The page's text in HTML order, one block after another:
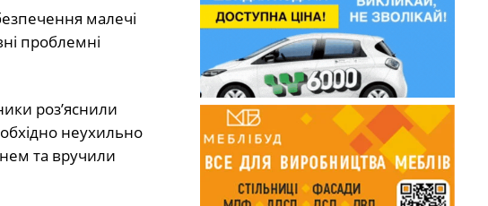
малечі
проблемні
роз’яснили
неухильно
та вручили